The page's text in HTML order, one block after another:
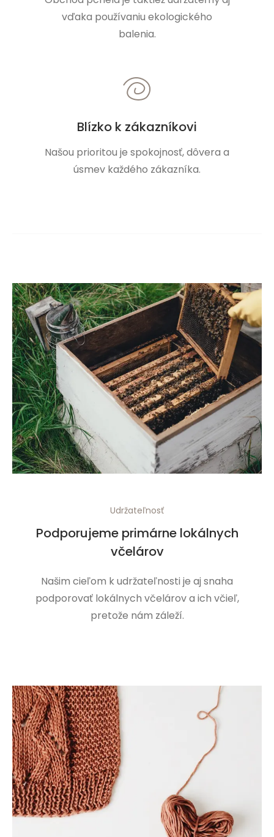
vďaka používaniu ekologického
balenia.
Blízko k zákazníkovi
Našou prioritou je spokojnosť, dôvera a
úsmev každého zákazníka.
Udržateľnosť
Podporujeme primárne lokálnych
včelárov
Našim cieľom k udržateľnosti je aj snaha
podporovať lokálnych včelárov a ich včieľ,
pretože nám záleží.